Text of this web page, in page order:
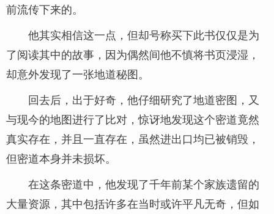
前流传下来的。
他其实相信这一点，但却号称买下此书仅仅是为
了阅读其中的故事，因为偶然间他不慎将书页浸湿，
却意外发现了一张地道秘图。
回去后，出于好奇，他仔细研究了地道密图，又
与现今的地图进行了比对，惊讶地发现这个密道竟然
真实存在，并且一直存在，虽然进出口均已被销毁，
但密道本身并未损坏。
在这条密道中，他发现了千年前某个家族遗留的
大量资源，其中包括许多在当时或许平凡无奇，但如